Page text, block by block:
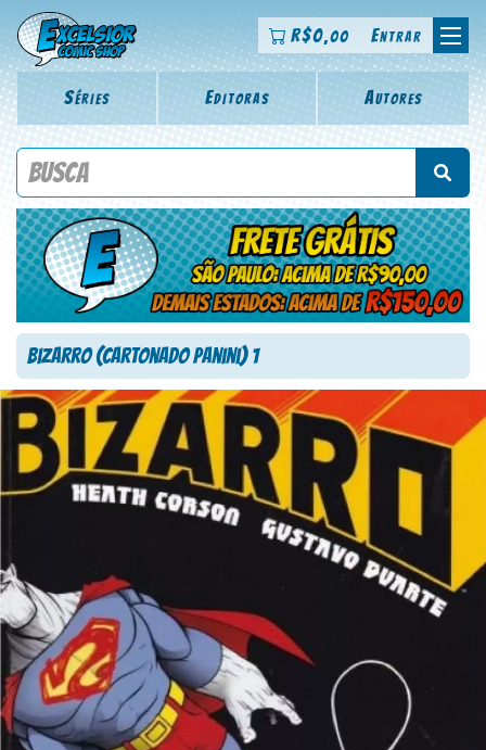
R$0,00 Entrar
Séries Editoras Autores
Procure por título da revista, personagem, série, escritor,
Bizarro (Cartonado Panini) 1